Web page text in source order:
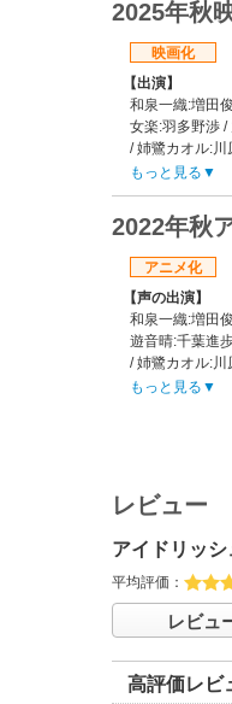
2025年秋
映画化
【出演】
和泉一織:増田
女楽:羽多野渉 /
/ 姉鷺カオル:川
【あらすじ】
同生活とアイ
先にデビュー
テージを降り
来を夢見なが
様々な展開を
映画館に登場
【制作会社】
TROYCA
【スタッフ情報】
原作:バンダイ
シリーズ構成:
CGディレク
劇場総集編監
会 / 配給:バン
【公開日】
2025年12月5日
【関連リンク】
公式サイト
もっと見る
2022年秋
アニメ化
【声の出演】
和泉一織:増田
遊音晴:千葉進
/ 姉鷺カオル:川
於:近藤隆 / 月雲
デビュー1周
トリガー、
合うなか、ア
【制作会社】
【スタッフ情報
原作:バンダイ
監督:別所誠人
シリーズ構成:
ミキ / 3Dワー
製作委員会
もっと見る
レビュー
アイドリッ
平均評価：
レビュ
高評価レビ